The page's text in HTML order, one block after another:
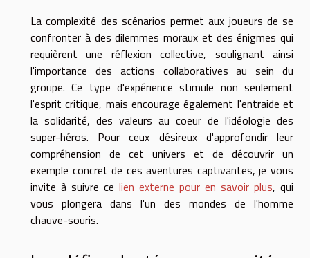
La complexité des scénarios permet aux joueurs de se
confronter à des dilemmes moraux et des énigmes qui
requièrent une réflexion collective, soulignant ainsi
l'importance des actions collaboratives au sein du
groupe. Ce type d'expérience stimule non seulement
l'esprit critique, mais encourage également l'entraide et
la solidarité, des valeurs au coeur de l'idéologie des
super-héros. Pour ceux désireux d'approfondir leur
compréhension de cet univers et de découvrir un
exemple concret de ces aventures captivantes, je vous
invite à suivre ce lien externe pour en savoir plus, qui
vous plongera dans l'un des mondes de l'homme
chauve-souris.